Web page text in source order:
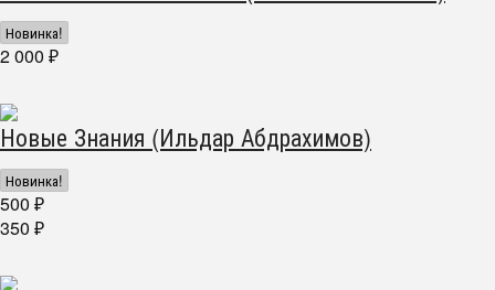
Новинка!
2 000 ₽
Новые Знания (Ильдар Абдрахимов)
Новинка!
500 ₽
350 ₽